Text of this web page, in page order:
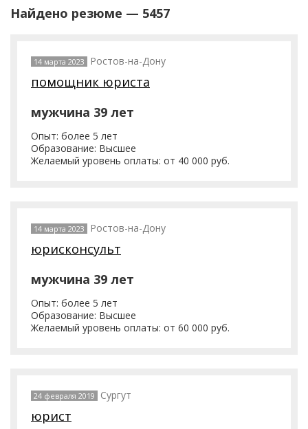
Найдено резюме — 5457
14 марта 2023 Ростов-на-Дону
помощник юриста
мужчина 39 лет
Опыт: более 5 лет
Образование: Высшее
Желаемый уровень оплаты: от 40 000 руб.
14 марта 2023 Ростов-на-Дону
юрисконсульт
мужчина 39 лет
Опыт: более 5 лет
Образование: Высшее
Желаемый уровень оплаты: от 60 000 руб.
24 февраля 2019 Сургут
юрист